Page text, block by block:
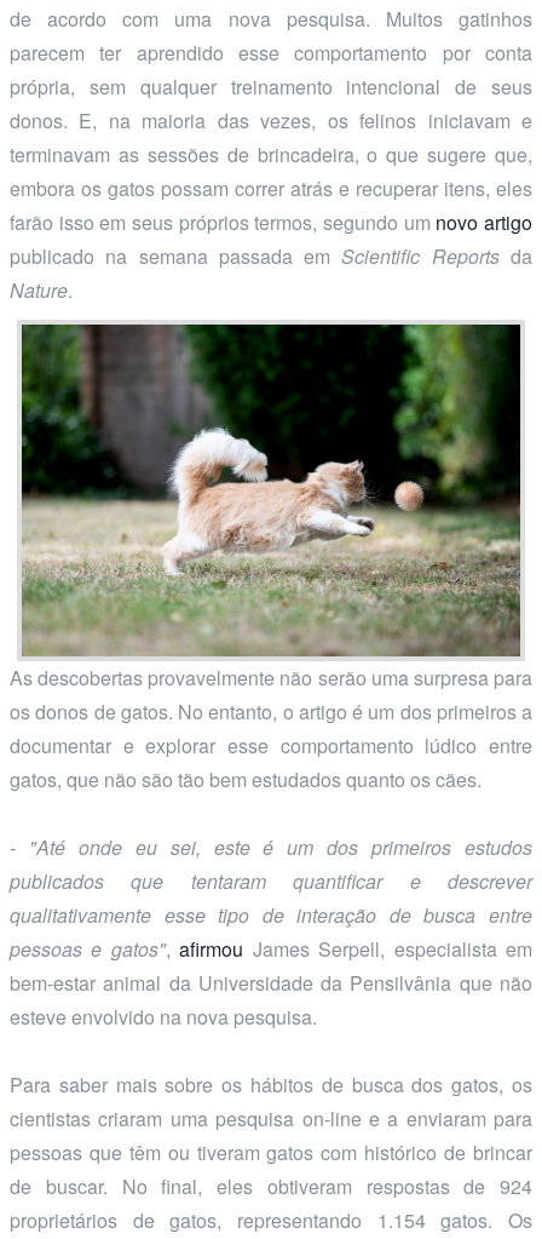
de acordo com uma nova pesquisa. Muitos gatinhos
parecem ter aprendido esse comportamento por conta
própria, sem qualquer treinamento intencional de seus
donos. E, na maioria das vezes, os felinos iniciavam e
terminavam as sessões de brincadeira, o que sugere que,
embora os gatos possam correr atrás e recuperar itens, eles
farão isso em seus próprios termos, segundo um novo artigo
publicado na semana passada emScientific Reportsda
Nature.
As descobertas provavelmente não serão uma surpresa para
os donos de gatos. No entanto, o artigo é um dos primeiros a
documentar e explorar esse comportamento lúdico entre
gatos, que não são tão bem estudados quanto os cães.
- "Até onde eu sei, este é um dos primeiros estudos
publicados que tentaram quantificar e descrever
qualitativamente esse tipo de interação de busca entre
pessoas e gatos",afirmou James Serpell, especialista em
bem-estar animal da Universidade da Pensilvânia que não
esteve envolvido na nova pesquisa.
Para saber mais sobre os hábitos de busca dos gatos, os
cientistas criaram uma pesquisa on-line e a enviaram para
pessoas que têm ou tiveram gatos com histórico de brincar
de buscar. No final, eles obtiveram respostas de 924
proprietários de gatos, representando 1.154 gatos. Os